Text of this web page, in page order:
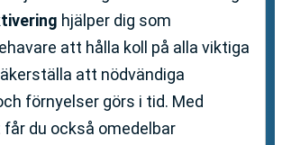
hjälper dig som
att hålla koll på alla viktiga
att nödvändiga
förnyelser görs i tid. Med
du också omedelbar